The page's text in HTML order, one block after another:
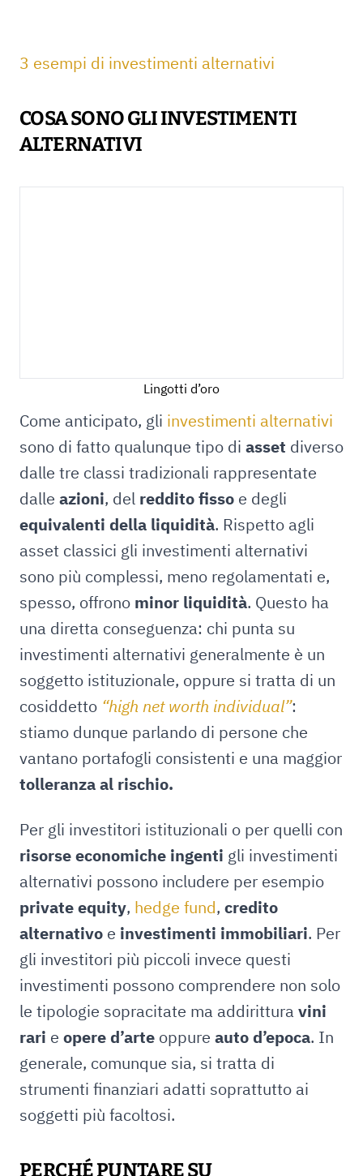
3 esempi di investimenti alternativi
COSA SONO GLI INVESTIMENTI
ALTERNATIVI
Lingotti d’oro
Come anticipato, gli investimenti alternativi
sono di fatto qualunque tipo di asset diverso
dalle tre classi tradizionali rappresentate
dalle azioni, del reddito fisso e degli
equivalenti della liquidità. Rispetto agli
asset classici gli investimenti alternativi
sono più complessi, meno regolamentati e,
spesso, offrono minor liquidità. Questo ha
una diretta conseguenza: chi punta su
investimenti alternativi generalmente è un
soggetto istituzionale, oppure si tratta di un
cosiddetto “high net worth individual”:
stiamo dunque parlando di persone che
vantano portafogli consistenti e una maggior
tolleranza al rischio.
Per gli investitori istituzionali o per quelli con
risorse economiche ingenti gli investimenti
alternativi possono includere per esempio
private equity, hedge fund, credito
alternativo e investimenti immobiliari. Per
gli investitori più piccoli invece questi
investimenti possono comprendere non solo
le tipologie sopracitate ma addirittura vini
rari e opere d’arte oppure auto d’epoca. In
generale, comunque sia, si tratta di
strumenti finanziari adatti soprattutto ai
soggetti più facoltosi.
PERCHÉ PUNTARE SU